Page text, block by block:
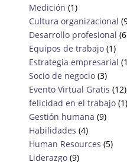
Medición (1)
Cultura organizacional
Desarrollo profesional
Equipos de trabajo (1)
Estrategia empresarial
Socio de negocio (3)
Evento Virtual Gratis (12)
felicidad en el trabajo (1)
Gestión humana (9)
Habilidades (4)
Human Resources (5)
Liderazgo (9)